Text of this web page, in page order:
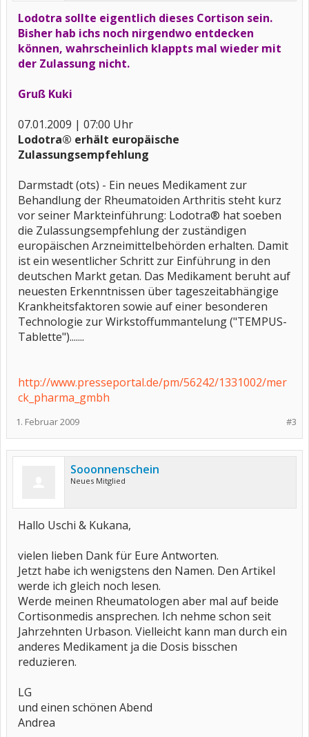
Lodotra sollte eigentlich dieses Cortison sein.
Bisher hab ichs noch nirgendwo entdecken
können, wahrscheinlich klappts mal wieder mit
der Zulassung nicht.
Gruß Kuki
07.01.2009 | 07:00 Uhr
Lodotra® erhält europäische
Zulassungsempfehlung
Darmstadt (ots) - Ein neues Medikament zur
Behandlung der Rheumatoiden Arthritis steht kurz
vor seiner Markteinführung: Lodotra® hat soeben
die Zulassungsempfehlung der zuständigen
europäischen Arzneimittelbehörden erhalten. Damit
ist ein wesentlicher Schritt zur Einführung in den
deutschen Markt getan. Das Medikament beruht auf
neuesten Erkenntnissen über tageszeitabhängige
Krankheitsfaktoren sowie auf einer besonderen
Technologie zur Wirkstoffummantelung ("TEMPUS-
Tablette").......
http://www.presseportal.de/pm/56242/1331002/mer
ck_pharma_gmbh
#3
1. Februar 2009
Sooonnenschein
Neues Mitglied
Hallo Uschi & Kukana,
vielen lieben Dank für Eure Antworten.
Jetzt habe ich wenigstens den Namen. Den Artikel
werde ich gleich noch lesen.
Werde meinen Rheumatologen aber mal auf beide
Cortisonmedis ansprechen. Ich nehme schon seit
Jahrzehnten Urbason. Vielleicht kann man durch ein
anderes Medikament ja die Dosis bisschen
reduzieren.
LG
und einen schönen Abend
Andrea